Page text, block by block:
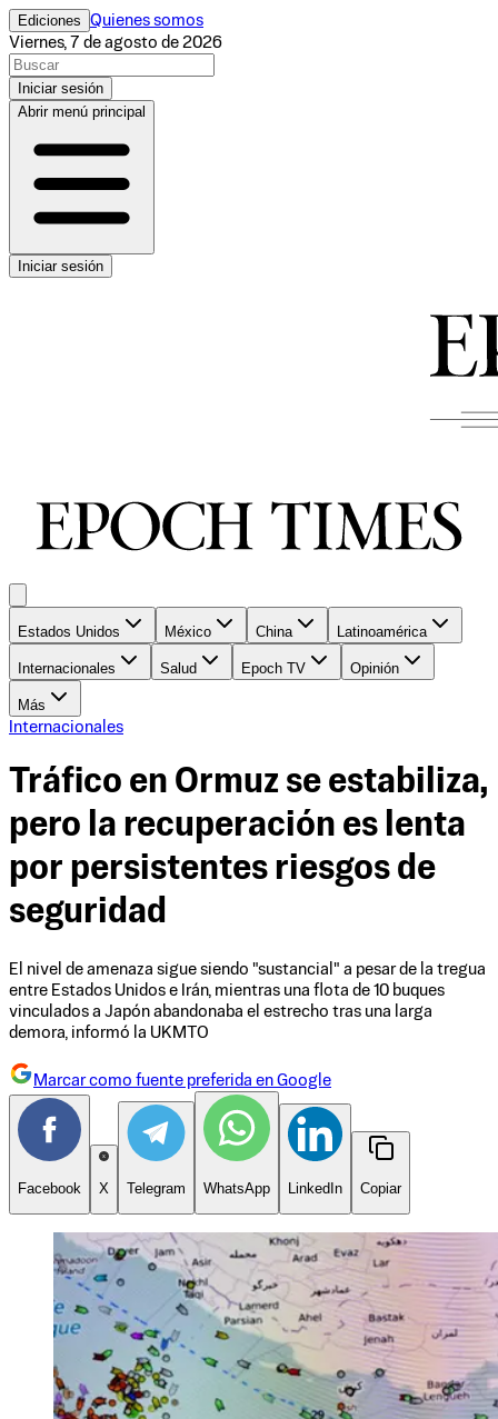
Ediciones Quienes somos
Viernes, 7 de agosto de 2026
Iniciar sesión
Abrir menú principal
Iniciar sesión
Estados Unidos México China Latinoamérica
Internacionales Salud Epoch TV Opinión
Más
Internacionales
Tráfico en Ormuz se estabiliza,
pero la recuperación es lenta
por persistentes riesgos de
seguridad
El nivel de amenaza sigue siendo "sustancial" a pesar de la tregua
entre Estados Unidos e Irán, mientras una flota de 10 buques
vinculados a Japón abandonaba el estrecho tras una larga
demora, informó la UKMTO
Marcar como fuente preferida en Google
Facebook X Telegram WhatsApp LinkedIn Copiar